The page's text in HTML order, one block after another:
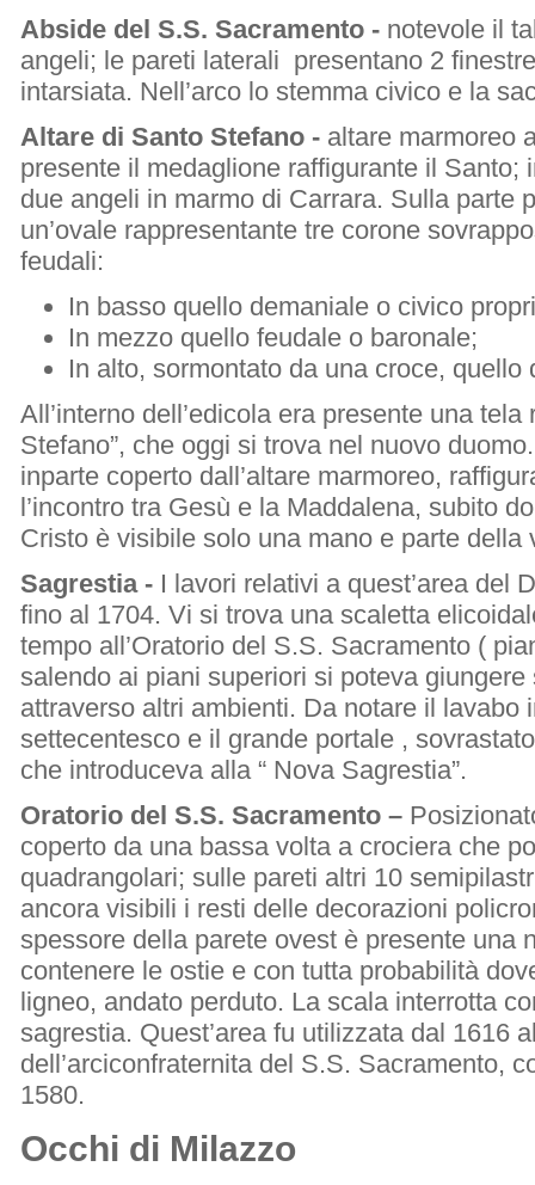
Abside del S.S. Sacramento - notevole il
angeli; le pareti laterali presentano 2
intarsiata. Nell’arco lo stemma civico e la
Altare di Santo Stefano - altare marmoreo
presente il medaglione raffigurante il Santo;
due angeli in marmo di Carrara. Sulla parte
un’ovale rappresentante tre corone
feudali:
In basso quello demaniale o civico
In mezzo quello feudale o baronale;
In alto, sormontato da una croce,
All’interno dell’edicola era presente una
Stefano”, che oggi si trova nel nuovo
inparte coperto dall’altare marmoreo,
l’incontro tra Gesù e la Maddalena, subito
Cristo è visibile solo una mano e parte della
Sagrestia - I lavori relativi a quest’area del
fino al 1704. Vi si trova una scaletta
tempo all’Oratorio del S.S. Sacramento (
salendo ai piani superiori si poteva
attraverso altri ambienti. Da notare il lavabo
settecentesco e il grande portale ,
che introduceva alla “ Nova Sagrestia”.
Oratorio del S.S. Sacramento –
coperto da una bassa volta a crociera che
quadrangolari; sulle pareti altri 10
ancora visibili i resti delle decorazioni
spessore della parete ovest è presente una
contenere le ostie e con tutta probabilità
ligneo, andato perduto. La scala interrotta
sagrestia. Quest’area fu utilizzata dal 1616
dell’arciconfraternita del S.S. Sacramento,
1580.
Occhi di Milazzo